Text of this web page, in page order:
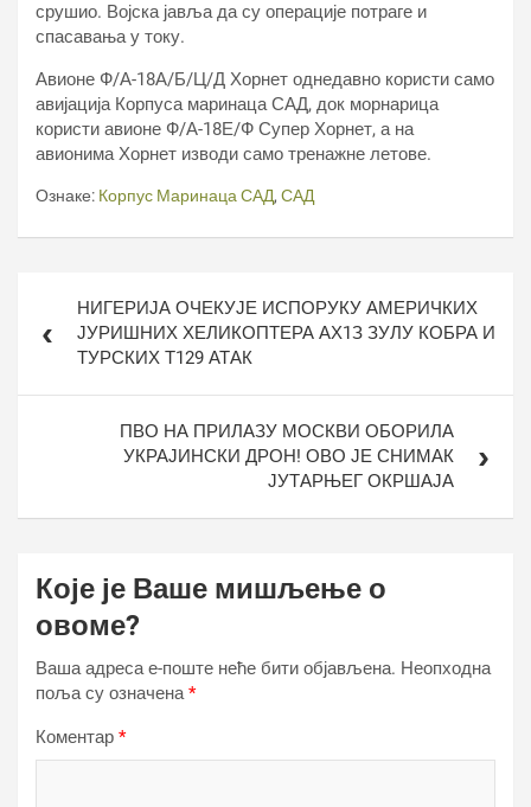
срушио. Војска јавља да су операције потраге и
спасавања у току.
Авионе Ф/А-18А/Б/Ц/Д Хорнет однедавно користи само
авијација Корпуса маринаца САД, док морнарица
користи авионе Ф/А-18Е/Ф Супер Хорнет, а на
авионима Хорнет изводи само тренажне летове.
Ознаке: Корпус Маринаца САД, САД
чланкаНИГЕРИЈА ОЧЕКУЈЕ ИСПОРУКУ АМЕРИЧКИХ
ЈУРИШНИХ ХЕЛИКОПТЕРА АХ1З ЗУЛУ КОБРА И
ТУРСКИХ Т129 АТАК
ПВО НА ПРИЛАЗУ МОСКВИ ОБОРИЛА
УКРАЈИНСКИ ДРОН! ОВО ЈЕ СНИМАК
ЈУТАРЊЕГ ОКРШАЈА
Које је Ваше мишљење о
овоме?
Ваша адреса е-поште неће бити објављена. Неопходна
поља су означена*
Коментар *